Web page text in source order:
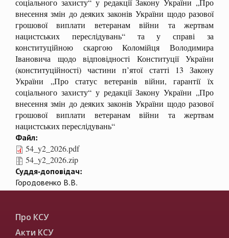
внесення змін до деяких законів України щодо разової
грошової виплати ветеранам війни та жертвам
нацистських переслідувань“ та у справі за
конституційною скаргою Коломійця Володимира
Івановича щодо відповідності Конституції України
(конституційності) частини п’ятої статті 13 Закону
України „Про статус ветеранів війни, гарантії їх
соціального захисту“ у редакції Закону України „Про
внесення змін до деяких законів України щодо разової
грошової виплати ветеранам війни та жертвам
нацистських переслідувань“
Файл:
54_y2_2026.pdf
54_y2_2026.zip
Суддя-доповідач:
Городовенко В.В.
Про КСУ
Акти КСУ